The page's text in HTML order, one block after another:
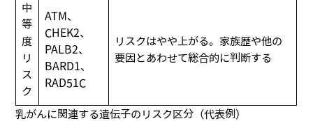
中
等
度
リ
ス
ク
ATM、
CHEK2、
PALB2、
BARD1、
RAD51C
リスクはやや上がる。家族歴や他の
要因とあわせて総合的に判断する
乳がんに関連する遺伝子のリスク区分（代表例）